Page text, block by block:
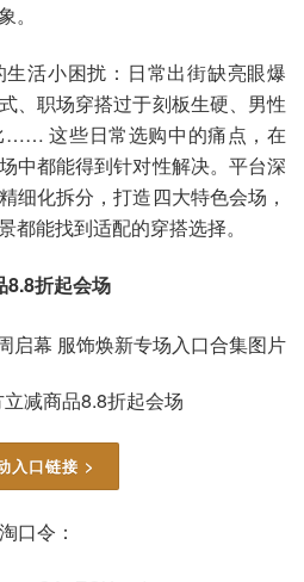
活小困扰：日常出街缺亮眼爆
、职场穿搭过于刻板生硬、男性
…… 这些日常选购中的痛点，在
中都能得到针对性解决。平台深
细化拆分，打造四大特色会场，
都能找到适配的穿搭选择。
8.8折起会场
减商品8.8折起会场
入口链接 >
淘口令：